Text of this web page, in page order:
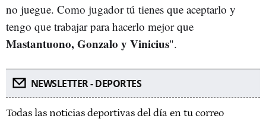
no juegue. Como jugador tú tienes que aceptarlo y
tengo que trabajar para hacerlo mejor que
Mastantuono, Gonzalo y Vinicius".
NEWSLETTER - DEPORTES
Todas las noticias deportivas del día en tu correo